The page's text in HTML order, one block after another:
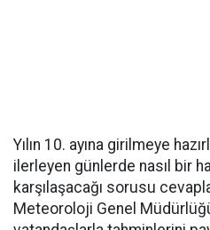
Yılın 10. ayına girilmeye
ilerleyen günlerde nasıl bir
karşılaşacağı sorusu
Meteoroloji Genel